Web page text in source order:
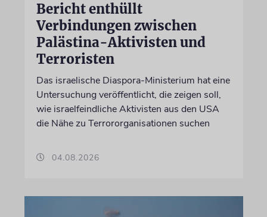
Bericht enthüllt
Verbindungen zwischen
Palästina-Aktivisten und
Terroristen
Das israelische Diaspora-Ministerium hat eine
Untersuchung veröffentlicht, die zeigen soll,
wie israelfeindliche Aktivisten aus den USA
die Nähe zu Terrororganisationen suchen
04.08.2026